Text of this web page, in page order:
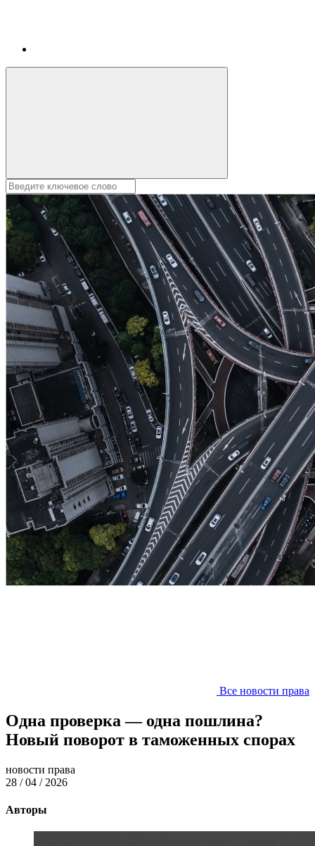
Все новости права
Одна проверка — одна пошлина?
Новый поворот в таможенных спорах
новости права
28 / 04 / 2026
Авторы